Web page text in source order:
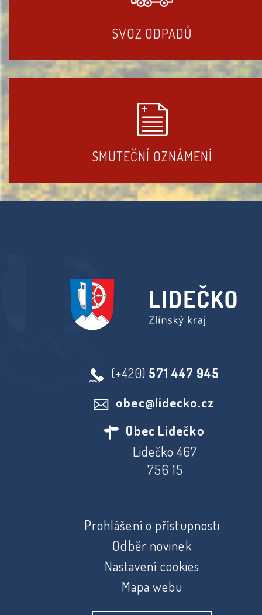
SVOZ ODPADŮ
SMUTEČNÍ OZNÁMENÍ
(+420) 571 447 945
obec@lidecko.cz
Obec Lidečko
Lidečko 467
756 15
Prohlášení o přístupnosti
Odběr novinek
Nastavení cookies
Mapa webu